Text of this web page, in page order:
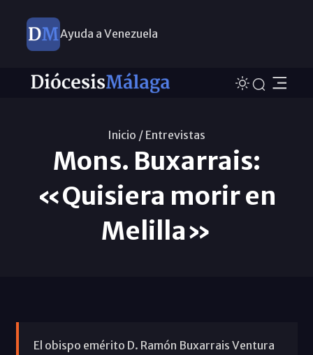
Ayuda a Venezuela
Inicio / Entrevistas
Mons. Buxarrais:
«Quisiera morir en
Melilla»
El obispo emérito D. Ramón Buxarrais Ventura